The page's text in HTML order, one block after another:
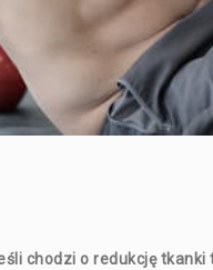
chodzi o redukcję tkanki